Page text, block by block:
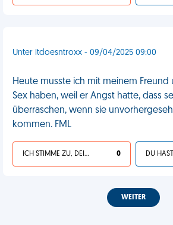
Unter itdoesntroxx - 09/04/2025 09:00
Heute musste ich mit meinem Freund
Sex haben, weil er Angst hatte, dass
überraschen, wenn sie
kommen. FML
ICH STIMME ZU, DEIN LEBEN IST SCHEISSE 0
WEITER